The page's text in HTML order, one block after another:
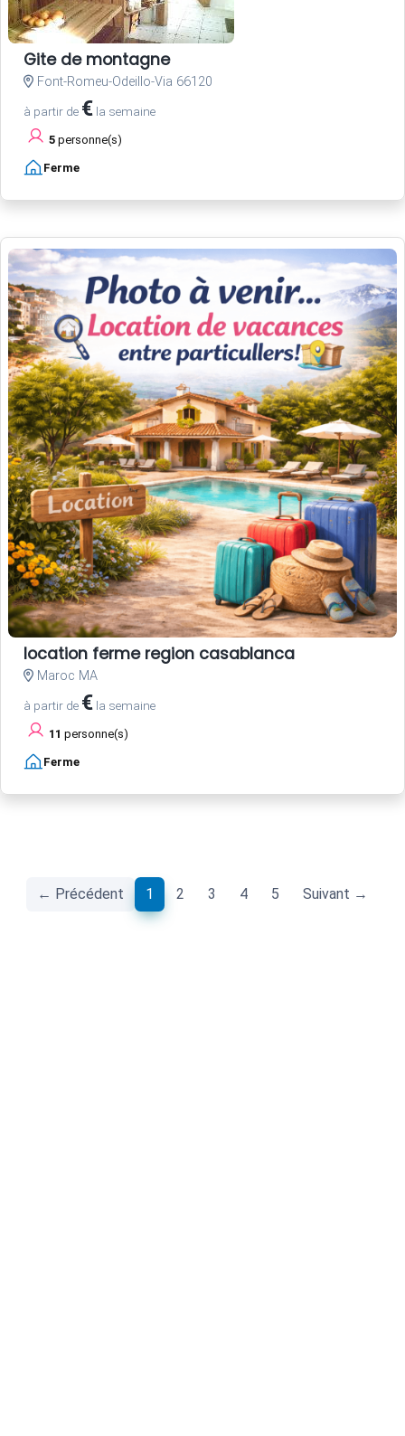
Gite de montagne
Font-Romeu-Odeillo-Via 66120
à partir de € la semaine
5 personne(s)
Ferme
location ferme region casablanca
Maroc MA
à partir de € la semaine
11 personne(s)
Ferme
← Précédent 1 (current)
2 3 4 5 Suivant →